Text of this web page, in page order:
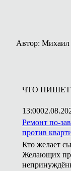
Автор: Михаил
ЧТО ПИШЕТ
13:00
Ремонт по-
против
Кто желает
Желающих